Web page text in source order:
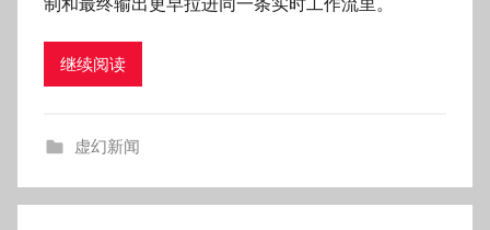
k
制和最终输出更早拉进同一条实时工作流里。
继续阅读
虚幻新闻